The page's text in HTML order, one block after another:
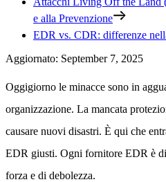
e alla Prevenzione
EDR vs. CDR: differenze
Aggiornato: September 7, 2025
Oggigiorno le minacce sono in
organizzazione. La mancata
causare nuovi disastri. È qui che
EDR giusti. Ogni fornitore EDR è
forza e di debolezza.